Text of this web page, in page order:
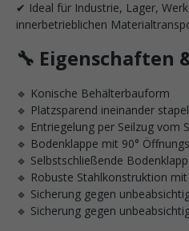
✔ Ideal für Industrie, Lager,
innerbetrieblichen
🔧 Eigenschaften
🔹 Konische Behälterbauform
🔹 Platzsparend ineinander
🔹 Entriegelung per Seilzug vom
🔹 Bodenklappe mit 90°
🔹 Selbstschließende
🔹 Robuste Stahlkonstruktion
🔹 Sicherung gegen
🔹 Sicherung gegen